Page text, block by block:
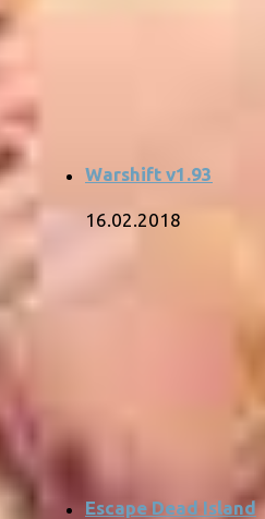
Warshift v1.93
16.02.2018
Escape Dead Island